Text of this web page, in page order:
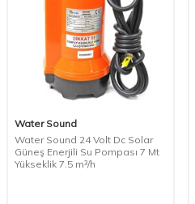
Water Sound
Water Sound 24 Volt Dc Solar
Güneş Enerjili Su Pompası 7 Mt
Yükseklik 7.5 m³/h